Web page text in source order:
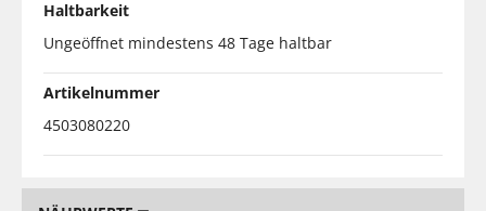
Haltbarkeit
Ungeöffnet mindestens 48 Tage haltbar
Artikelnummer
4503080220